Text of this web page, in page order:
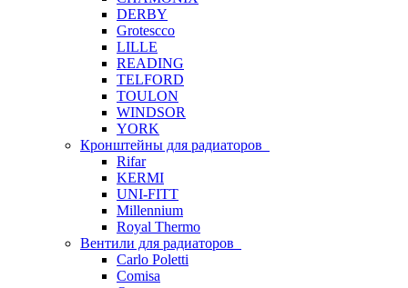
DERBY
Grotescco
LILLE
READING
TELFORD
TOULON
WINDSOR
YORK
Кронштейны для радиаторов
Rifar
KERMI
UNI-FITT
Millennium
Royal Thermo
Вентили для радиаторов
Carlo Poletti
Comisa